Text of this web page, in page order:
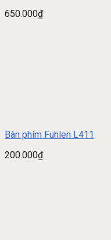
650.000₫
Bàn phím Fuhlen L411
200.000₫